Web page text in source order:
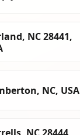
NC 28441,
NC, USA
NC 28444,